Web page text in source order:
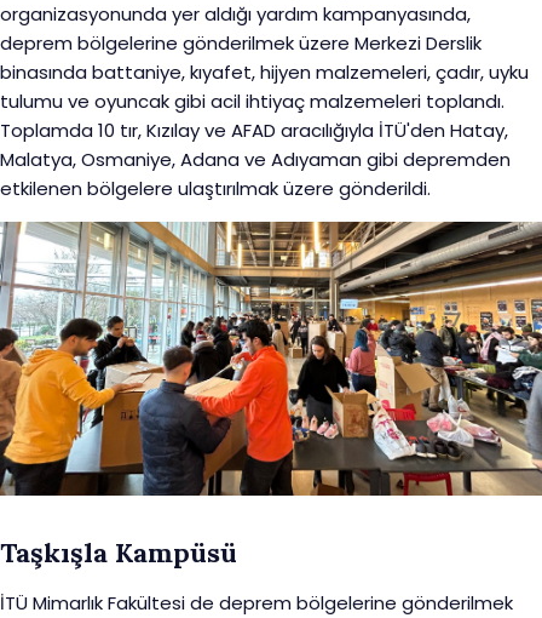
organizasyonunda yer aldığı yardım kampanyasında,
deprem bölgelerine gönderilmek üzere Merkezi Derslik
binasında battaniye, kıyafet, hijyen malzemeleri, çadır, uyku
tulumu ve oyuncak gibi acil ihtiyaç malzemeleri toplandı.
Toplamda 10 tır, Kızılay ve AFAD aracılığıyla İTÜ'den Hatay,
Malatya, Osmaniye, Adana ve Adıyaman gibi depremden
etkilenen bölgelere ulaştırılmak üzere gönderildi.
Taşkışla Kampüsü
İTÜ Mimarlık Fakültesi de deprem bölgelerine gönderilmek